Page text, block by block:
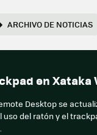
ARCHIVO DE NOTICIAS
en Xataka
Desktop se
del ratón y el